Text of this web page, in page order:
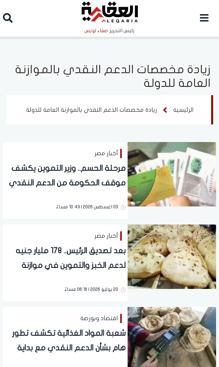
رئيس التحرير صفاء لويس
زيادة مخصصات الدعم النقدي بالموازنة
العامة للدولة
الرئيسية زيادة مخصصات الدعم النقدي بالموازنة العامة للدولة
أخبار مصر
مرحلة الحسم.. وزير التموين يكشف
موقف الحكومة من الدعم النقدي
03 اغسطس 2026 | 10:43 مساءً
أخبار مصر
بعد تصديق الرئيس.. 178 مليار جنيه
لدعم الخبز والتموين في موازنة
20 يوليو 2026 | 06:16 مساءً
اقتصاد وبورصة
شعبة المواد الغذائية تكشف تطور
هام بشأن الدعم النقدي مع بداية